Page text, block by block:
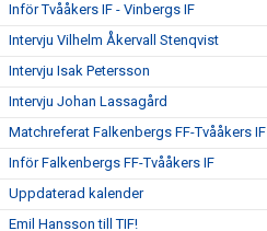
Inför Tvååkers IF - Vinbergs IF
Intervju Vilhelm Åkervall Stenqvist
Intervju Isak Petersson
Intervju Johan Lassagård
Matchreferat Falkenbergs FF-Tvååkers IF
Inför Falkenbergs FF-Tvååkers IF
Uppdaterad kalender
Emil Hansson till TIF!